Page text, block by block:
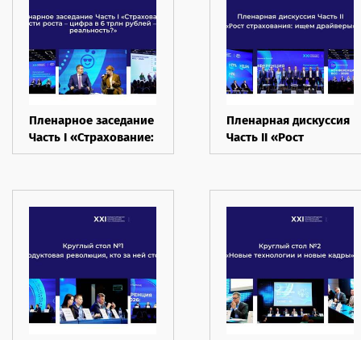
Пленарное заседание
Часть I «Страхование:
Возможности роста –
рублей – мечта или
реальность?»
Пленарная дискуссия
Часть II «Рост
страхования: ищем